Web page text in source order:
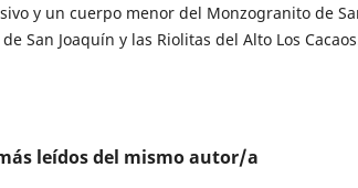
y un cuerpo menor del Monzogranito de
San Joaquín y las Riolitas del Alto Los
leídos del mismo autor/a